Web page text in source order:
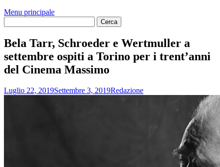
Menu principale
Bela Tarr, Schroeder e Wertmuller a
settembre ospiti a Torino per i trent’anni
del Cinema Massimo
Luglio 22, 2019Settembre 3, 2019Redazione